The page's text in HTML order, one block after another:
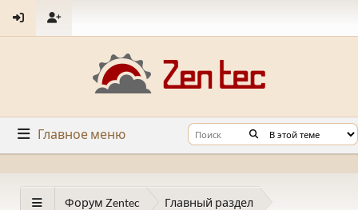
Главное меню
Форум Zentec Главный раздел